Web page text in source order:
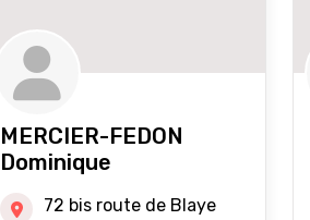
MERCIER-FEDON
Dominique
72 bis route de Blaye